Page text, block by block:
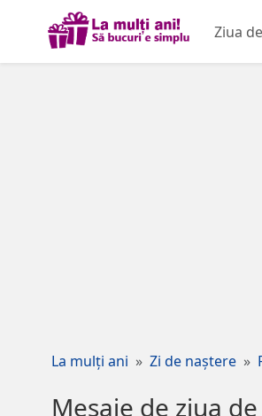
Ziua
La mulți ani Zi de naștere
Mesaje de ziua